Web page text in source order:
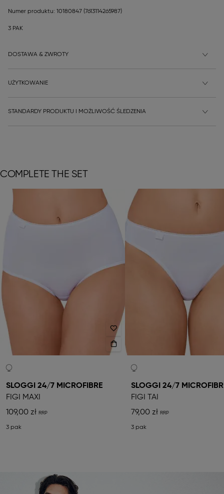
Numer produktu: 10180847 (7613114265987)
3 PAK
DOSTAWA & ZWROTY
UŻYTKOWANIE
STANDARDY PRODUKTU I MOŻLIWOŚĆ ŚLEDZENIA
COMPLETE THE SET
SLOGGI 24/7 MICROFIBRE
FIGI MAXI
109,00 zł
3 pak
SLOGGI 24/7
FIGI TAI
79,00 zł
3 pak